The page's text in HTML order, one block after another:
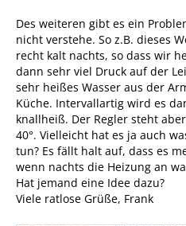
Des weiteren gibt es ein
nicht verstehe. So z.B. dieses
recht kalt nachts, so dass wir
dann sehr viel Druck auf der
sehr heißes Wasser aus der
Küche. Intervallartig wird es
knallheiß. Der Regler steht
40°. Vielleicht hat es ja auch
tun? Es fällt halt auf, dass es
wenn nachts die Heizung an
Hat jemand eine Idee dazu?
Viele ratlose Grüße, Frank